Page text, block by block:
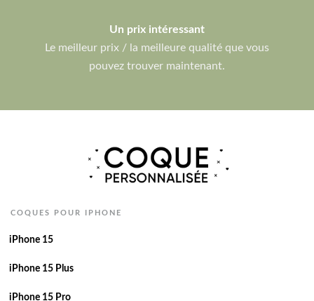
Un prix intéressant
Le meilleur prix / la meilleure qualité que vous
pouvez trouver maintenant.
COQUES POUR IPHONE
iPhone 15
iPhone 15 Plus
iPhone 15 Pro